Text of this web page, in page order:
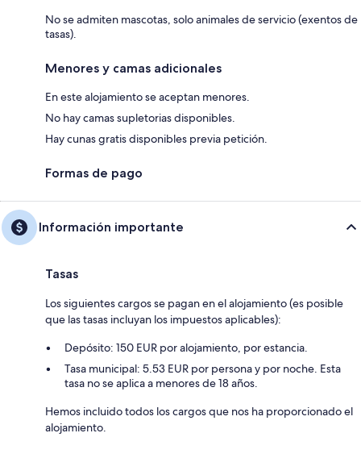
No se admiten mascotas, solo animales de servicio (exentos de
tasas).
Menores y camas adicionales
En este alojamiento se aceptan menores.
No hay camas supletorias disponibles.
Hay cunas gratis disponibles previa petición.
Formas de pago
Información importante
Tasas
Los siguientes cargos se pagan en el alojamiento (es posible
que las tasas incluyan los impuestos aplicables):
Depósito: 150 EUR por alojamiento, por estancia.
Tasa municipal: 5.53 EUR por persona y por noche. Esta
tasa no se aplica a menores de 18 años.
Hemos incluido todos los cargos que nos ha proporcionado el
alojamiento.